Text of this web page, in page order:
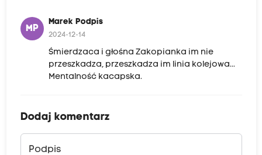
MP
Marek Podpis
2024-12-14
Śmierdzaca i głośna Zakopianka im nie
przeszkadza, przeszkadza im linia kolejowa...
Mentalność kacapska.
Dodaj komentarz
Podpis